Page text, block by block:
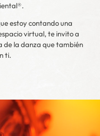
estoy contando una
virtual, te invito a
de la danza que también
ti.